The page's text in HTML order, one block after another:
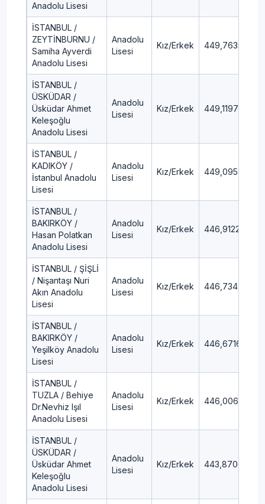
Anadolu Lisesi
İSTANBUL /
ZEYTİNBURNU /
Samiha Ayverdi
Anadolu Lisesi
Anadolu
Lisesi
Kız/Erkek 449,7635
İSTANBUL /
ÜSKÜDAR /
Üsküdar Ahmet
Keleşoğlu
Anadolu Lisesi
Anadolu
Lisesi
Kız/Erkek 449,1197
İSTANBUL /
KADIKÖY /
İstanbul Anadolu
Lisesi
Anadolu
Lisesi
Kız/Erkek 449,0958
İSTANBUL /
BAKIRKÖY /
Hasan Polatkan
Anadolu Lisesi
Anadolu
Lisesi
Kız/Erkek 446,9122
İSTANBUL / ŞİŞLİ
/ Nişantaşı Nuri
Akın Anadolu
Lisesi
Anadolu
Lisesi
Kız/Erkek 446,734
İSTANBUL /
BAKIRKÖY /
Yeşilköy Anadolu
Lisesi
Anadolu
Lisesi
Kız/Erkek 446,6716
İSTANBUL /
TUZLA / Behiye
Dr.Nevhiz Işıl
Anadolu Lisesi
Anadolu
Lisesi
Kız/Erkek 446,006
İSTANBUL /
ÜSKÜDAR /
Üsküdar Ahmet
Keleşoğlu
Anadolu Lisesi
Anadolu
Lisesi
Kız/Erkek 443,8706